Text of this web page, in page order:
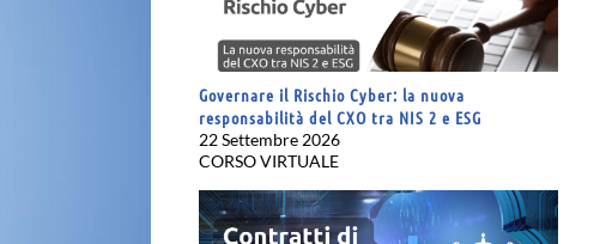
Governare il Rischio Cyber: la nuova
responsabilità del CXO tra NIS 2 e ESG
22 Settembre 2026
CORSO VIRTUALE